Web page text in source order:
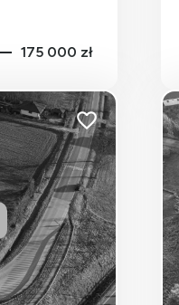
175 000 zł
Dodaj do